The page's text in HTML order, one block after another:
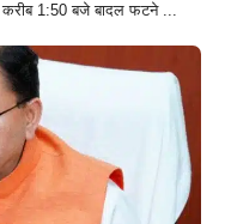
करीब 1:50 बजे बादल फटने ...